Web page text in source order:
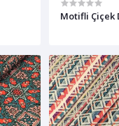
Motifli Çiçek